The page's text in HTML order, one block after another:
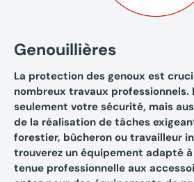
Genouillières
La protection des genoux est
nombreux travaux professionnels.
seulement votre sécurité, mais
de la réalisation de tâches
forestier, bûcheron ou travailleur
trouverez un équipement adapté à
tenue professionnelle aux